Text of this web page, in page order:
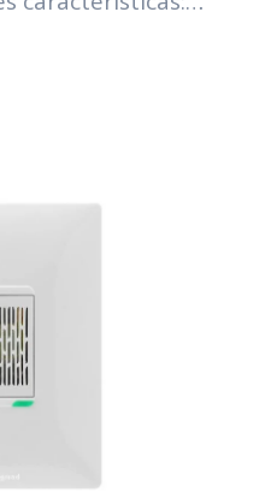
de conducción
Marcación